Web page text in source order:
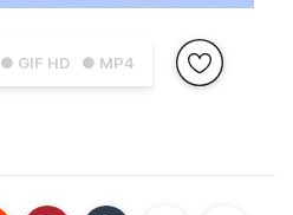
● GIF HD ● MP4